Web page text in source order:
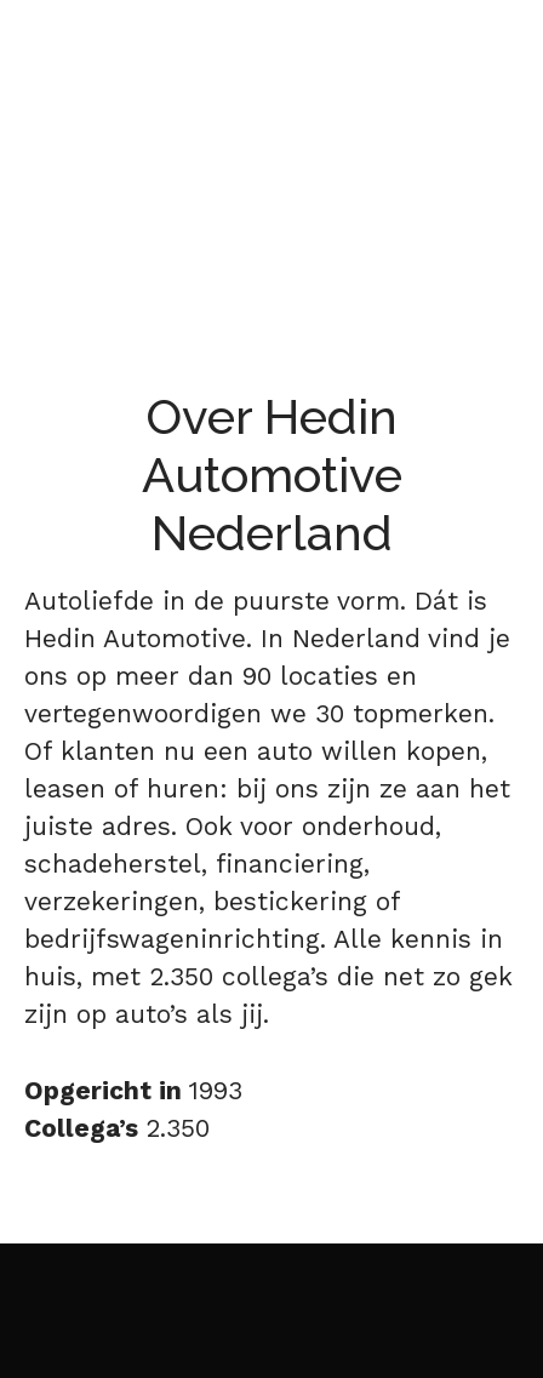
Over Hedin
Automotive
Nederland
Autoliefde in de puurste vorm. Dát is
Hedin Automotive. In Nederland vind je
ons op meer dan 90 locaties en
vertegenwoordigen we 30 topmerken.
Of klanten nu een auto willen kopen,
leasen of huren: bij ons zijn ze aan het
juiste adres. Ook voor onderhoud,
schadeherstel, financiering,
verzekeringen, bestickering of
bedrijfswageninrichting. Alle kennis in
huis, met 2.350 collega’s die net zo gek
zijn op auto’s als jij.
Opgericht in 1993
Collega’s 2.350